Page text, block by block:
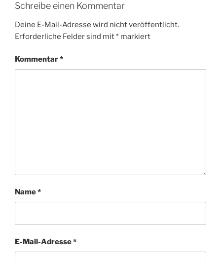
Schreibe einen Kommentar
Deine E-Mail-Adresse wird nicht veröffentlicht.
Erforderliche Felder sind mit* markiert
Kommentar*
Name*
E-Mail-Adresse*